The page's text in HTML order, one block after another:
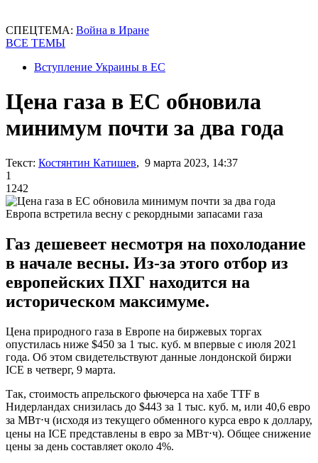
СПЕЦТЕМА: Война в Иране
ВСЕ ТЕМЫ
Вступление Украины в ЕС
Цена газа в ЕС обновила
минимум почти за два года
Текст: Костянтин Катишев, 9 марта 2023, 14:37
1
1242
Европа встретила весну с рекордными запасами газа
Газ дешевеет несмотря на похолодание
в начале весны. Из-за этого отбор из
европейских ПХГ находится на
историческом максимуме.
Цена природного газа в Европе на биржевых торгах
опустилась ниже $450 за 1 тыс. куб. м впервые с июля 2021
года. Об этом свидетельствуют данные лондонской биржи
ICE в четверг, 9 марта.
Так, стоимость апрельского фьючерса на хабе TTF в
Нидерландах снизилась до $443 за 1 тыс. куб. м, или 40,6 евро
за МВт⋅ч (исходя из текущего обменного курса евро к доллару,
цены на ICE представлены в евро за МВт⋅ч). Общее снижение
цены за день составляет около 4%.